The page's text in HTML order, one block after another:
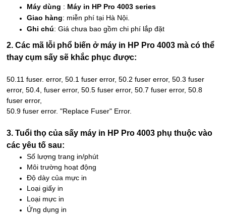
Máy dùng : Máy in HP Pro 4003 series
Giao hàng: miễn phí tại Hà Nội.
Ghi chú: Giá chưa bao gồm chi phí lắp đặt
2. Các mã lỗi phổ biến ở máy in HP Pro 4003 mà có thể
thay cụm sấy sẽ khắc phục được:
50.11 fuser. error, 50.1 fuser error, 50.2 fuser error, 50.3 fuser
error, 50.4, fuser error, 50.5 fuser error, 50.7 fuser error, 50.8
fuser error,
50.9 fuser error. "Replace Fuser" Error.
3. Tuổi thọ của sấy máy in HP Pro 4003 phụ thuộc vào
các yêu tố sau:
Số lượng trang in/phút
Môi trường hoạt động
Độ dày của mực in
Loại giấy in
Loại mực in
Ứng dụng in